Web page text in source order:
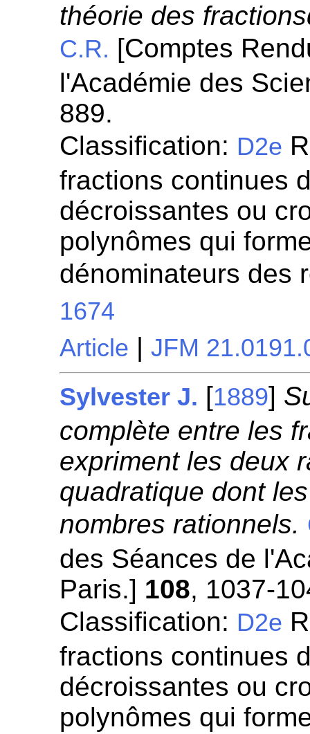
théorie des
C.R. [Comptes
l'Académie des
889.
Classification: D2e
fractions continues
décroissantes ou
polynômes qui
dénominateurs des
1674
Article |JFM
Sylvester J. [1889]
complète entre les
expriment les deux
quadratique dont
nombres rationnels.
des Séances de
Paris.] 108, 1037-
Classification: D2e
fractions continues
décroissantes ou
polynômes qui